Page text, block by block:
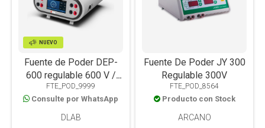
NUEVO
Fuente de Poder DEP-
600 regulable 600 V /
600 mA / 360W
FTE_POD_9999
Consulte por WhatsApp
DLAB
Fuente De Poder JY 300
Regulable 300V
FTE_POD_8564
Producto con Stock
ARCANO